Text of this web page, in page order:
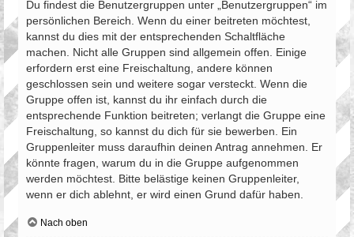
Du findest die Benutzergruppen unter „Benutzergruppen“ im
persönlichen Bereich. Wenn du einer beitreten möchtest,
kannst du dies mit der entsprechenden Schaltfläche
machen. Nicht alle Gruppen sind allgemein offen. Einige
erfordern erst eine Freischaltung, andere können
geschlossen sein und weitere sogar versteckt. Wenn die
Gruppe offen ist, kannst du ihr einfach durch die
entsprechende Funktion beitreten; verlangt die Gruppe eine
Freischaltung, so kannst du dich für sie bewerben. Ein
Gruppenleiter muss daraufhin deinen Antrag annehmen. Er
könnte fragen, warum du in die Gruppe aufgenommen
werden möchtest. Bitte belästige keinen Gruppenleiter,
wenn er dich ablehnt, er wird einen Grund dafür haben.
Nach oben